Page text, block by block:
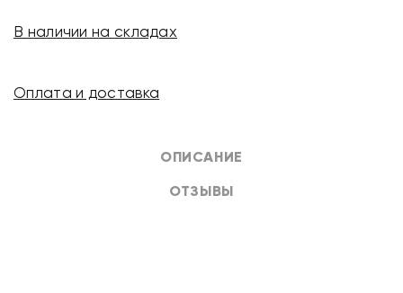
ОПИСАНИЕ
ОТЗЫВЫ
В наличии на складах
Оплата и доставка